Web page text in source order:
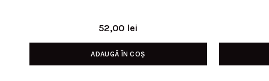
52,00 lei
ADAUGĂ ÎN COȘ